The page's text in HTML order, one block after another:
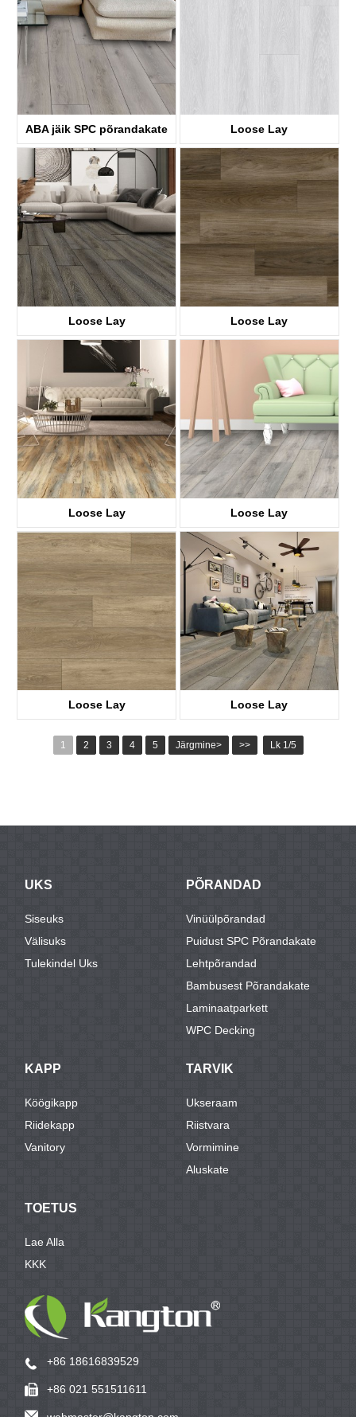
ABA jäik SPC põrandakate
KTV8036
Loose Lay
KTV8017
Loose Lay
KTV8028
Loose Lay
Loose Lay
KTV8008
Loose Lay
KTV8021
Loose Lay Loose Lay
1 2 3 4 5 Järgmine> >> Lk 1/5
UKS
Siseuks
Välisuks
Tulekindel Uks
PÕRANDAD
Vinüülpõrandad
Puidust SPC Põrandakate
Lehtpõrandad
Bambusest Põrandakate
Laminaatparkett
WPC Decking
KAPP
Köögikapp
Riidekapp
Vanitory
TARVIK
Ukseraam
Riistvara
Vormimine
Aluskate
TOETUS
Lae Alla
KKK
+86 18616839529
+86 021 551511611